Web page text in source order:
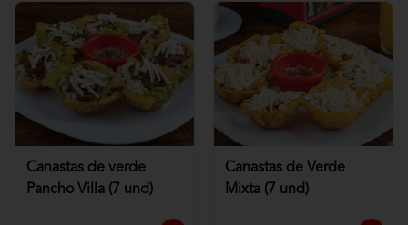
Canastas de verde
Pancho Villa (7 und)
Canastas de Verde
Mixta (7 und)